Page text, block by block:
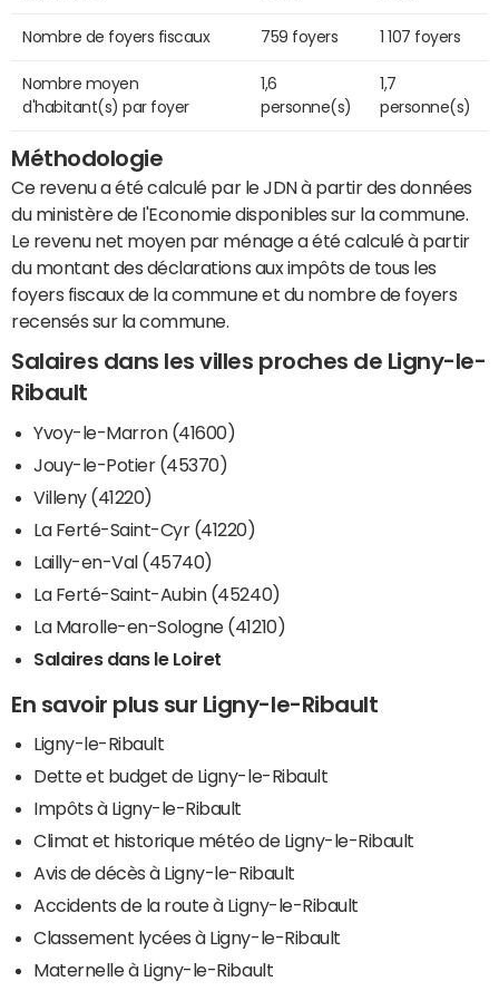
Nombre de foyers fiscaux 759 foyers 1 107 foyers
Nombre moyen
d'habitant(s) par foyer
1,6
personne(s)
1,7
personne(s)
Méthodologie
Ce revenu a été calculé par le JDN à partir des données
du ministère de l'Economie disponibles sur la commune.
Le revenu net moyen par ménage a été calculé à partir
du montant des déclarations aux impôts de tous les
foyers fiscaux de la commune et du nombre de foyers
recensés sur la commune.
Salaires dans les villes proches de Ligny-le-
Ribault
Yvoy-le-Marron (41600)
Jouy-le-Potier (45370)
Villeny (41220)
La Ferté-Saint-Cyr (41220)
Lailly-en-Val (45740)
La Ferté-Saint-Aubin (45240)
La Marolle-en-Sologne (41210)
Salaires dans le Loiret
En savoir plus sur Ligny-le-Ribault
Ligny-le-Ribault
Dette et budget de Ligny-le-Ribault
Impôts à Ligny-le-Ribault
Climat et historique météo de Ligny-le-Ribault
Avis de décès à Ligny-le-Ribault
Accidents de la route à Ligny-le-Ribault
Classement lycées à Ligny-le-Ribault
Maternelle à Ligny-le-Ribault